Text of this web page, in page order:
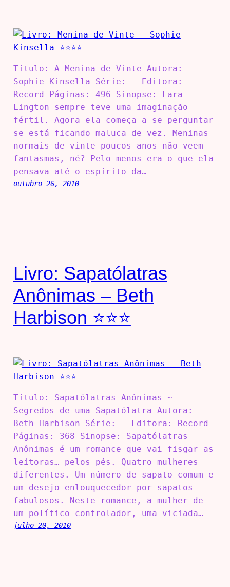
Título: A Menina de Vinte Autora:
Sophie Kinsella Série: – Editora:
Record Páginas: 496 Sinopse: Lara
Lington sempre teve uma imaginação
fértil. Agora ela começa a se perguntar
se está ficando maluca de vez. Meninas
normais de vinte poucos anos não veem
fantasmas, né? Pelo menos era o que ela
pensava até o espírito da…
outubro 26, 2010
Livro: Sapatólatras
Anônimas – Beth
Harbison ⭐⭐⭐
Título: Sapatólatras Anônimas ~
Segredos de uma Sapatólatra Autora:
Beth Harbison Série: – Editora: Record
Páginas: 368 Sinopse: Sapatólatras
Anônimas é um romance que vai fisgar as
leitoras… pelos pés. Quatro mulheres
diferentes. Um número de sapato comum e
um desejo enlouquecedor por sapatos
fabulosos. Neste romance, a mulher de
um político controlador, uma viciada…
julho 20, 2010